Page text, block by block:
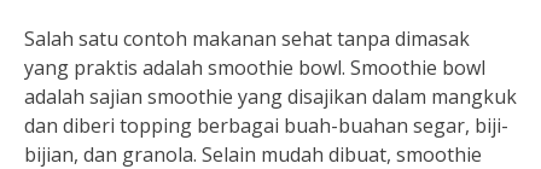
Salah satu contoh makanan sehat tanpa dimasak
yang praktis adalah smoothie bowl. Smoothie bowl
adalah sajian smoothie yang disajikan dalam mangkuk
dan diberi topping berbagai buah-buahan segar, biji-
bijian, dan granola. Selain mudah dibuat, smoothie